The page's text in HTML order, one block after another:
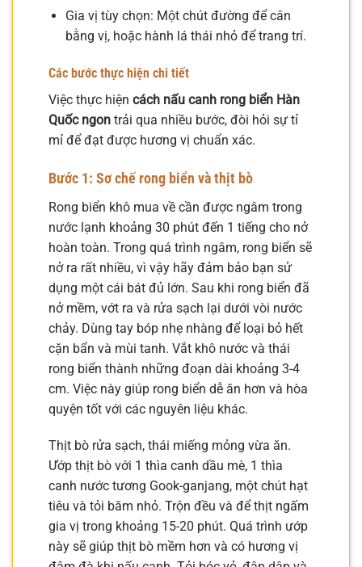
Gia vị tùy chọn: Một chút đường để cân
bằng vị, hoặc hành lá thái nhỏ để trang trí.
Các bước thực hiện chi tiết
Việc thực hiện cách nấu canh rong biển Hàn
Quốc ngon trải qua nhiều bước, đòi hỏi sự tỉ
mỉ để đạt được hương vị chuẩn xác.
Bước 1: Sơ chế rong biển và thịt bò
Rong biển khô mua về cần được ngâm trong
nước lạnh khoảng 30 phút đến 1 tiếng cho nở
hoàn toàn. Trong quá trình ngâm, rong biển sẽ
nở ra rất nhiều, vì vậy hãy đảm bảo bạn sử
dụng một cái bát đủ lớn. Sau khi rong biển đã
nở mềm, vớt ra và rửa sạch lại dưới vòi nước
chảy. Dùng tay bóp nhẹ nhàng để loại bỏ hết
cặn bẩn và mùi tanh. Vắt khô nước và thái
rong biển thành những đoạn dài khoảng 3-4
cm. Việc này giúp rong biển dễ ăn hơn và hòa
quyện tốt với các nguyên liệu khác.
Thịt bò rửa sạch, thái miếng mỏng vừa ăn.
Ướp thịt bò với 1 thìa canh dầu mè, 1 thìa
canh nước tương Gook-ganjang, một chút hạt
tiêu và tỏi băm nhỏ. Trộn đều và để thịt ngấm
gia vị trong khoảng 15-20 phút. Quá trình ướp
này sẽ giúp thịt bò mềm hơn và có hương vị